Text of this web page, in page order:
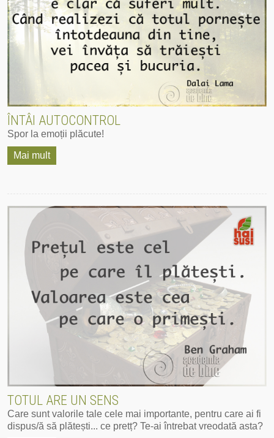
ÎNTÂI AUTOCONTROL
Spor la emoții plăcute!
Mai mult
TOTUL ARE UN SENS
Care sunt ‪‎valorile‬ tale cele mai importante, pentru care ai fi
dispus/ă să plătești... ce ‪‎pretț? Te-ai întrebat vreodată asta?